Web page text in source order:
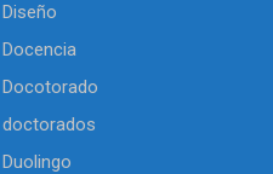
Diseño
Docencia
Docotorado
doctorados
Duolingo